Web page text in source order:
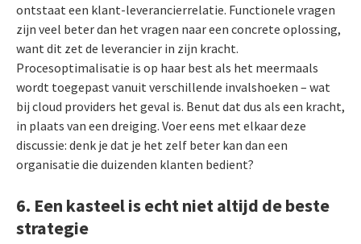
ontstaat een klant-leverancierrelatie. Functionele vragen
zijn veel beter dan het vragen naar een concrete oplossing,
want dit zet de leverancier in zijn kracht.
Procesoptimalisatie is op haar best als het meermaals
wordt toegepast vanuit verschillende invalshoeken – wat
bij cloud providers het geval is. Benut dat dus als een kracht,
in plaats van een dreiging. Voer eens met elkaar deze
discussie: denk je dat je het zelf beter kan dan een
organisatie die duizenden klanten bedient?
6. Een kasteel is echt niet altijd de beste
strategie